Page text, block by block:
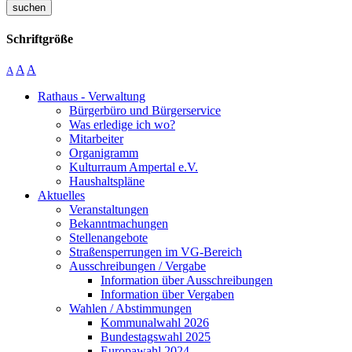
suchen
Schriftgröße
A A A
Rathaus - Verwaltung
Bürgerbüro und Bürgerservice
Was erledige ich wo?
Mitarbeiter
Organigramm
Kulturraum Ampertal e.V.
Haushaltspläne
Aktuelles
Veranstaltungen
Bekanntmachungen
Stellenangebote
Straßensperrungen im VG-Bereich
Ausschreibungen / Vergabe
Information über Ausschreibungen
Information über Vergaben
Wahlen / Abstimmungen
Kommunalwahl 2026
Bundestagswahl 2025